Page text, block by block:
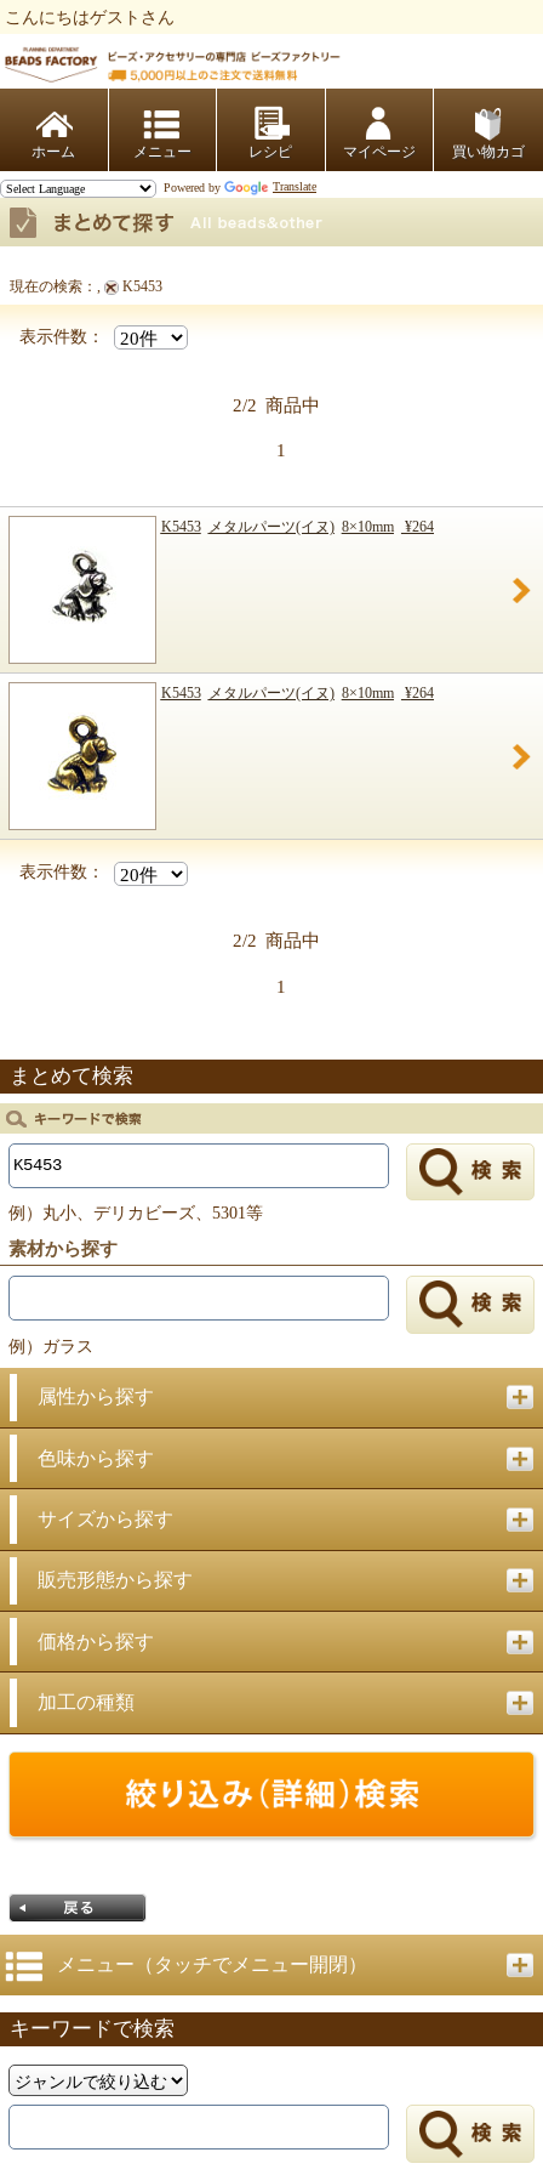
こんにちはゲストさん
ホーム レシピ マイページ 買い物カゴ
Powered by Translate
まとめて探す
現在の検索： K5453
表示件数：
2/2 商品中
1
K5453 メタルパーツ(イヌ) 8×10mm ¥264
K5453 メタルパーツ(イヌ) 8×10mm ¥264
表示件数：
2/2 商品中
1
まとめて検索
例）丸小、デリカビーズ、5301等
素材から探す
例）ガラス
属性から探す
色味から探す
サイズから探す
販売形態から探す
価格から探す
加工の種類
戻る
メニュー（タッチでメニュー開閉）
キーワードで検索